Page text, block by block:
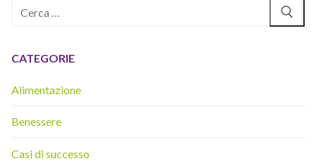
CATEGORIE
Alimentazione
Benessere
Casi di successo